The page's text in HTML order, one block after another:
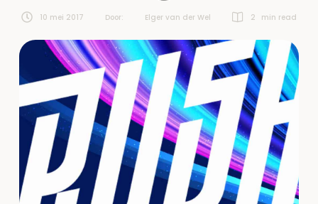
10 mei 2017 Door: Elger van der Wel 2 min read